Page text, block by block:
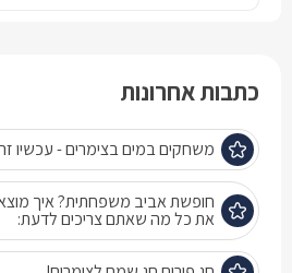
כתבות אחרונות
משחקים במים בצימרים - עכשיו
חופשת אביב משפחתית? איך
את כל מה שאתם צריכים לדעת: